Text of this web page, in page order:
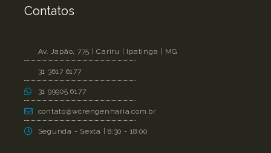
Contatos
Av. Japão, 775 | Cariru | Ipatinga | MG
31 3617 6177
31 99905 6177
contato@wcrengenharia.com.br
Segunda - Sexta | 8:30 - 18:00